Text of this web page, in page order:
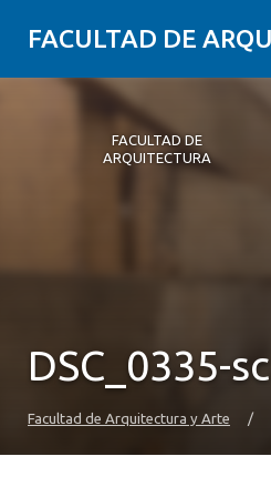
FACULTAD DE
FACULTAD DE
ARQUITECTURA
DSC_0335-
Facultad de Arquitectura y Arte /